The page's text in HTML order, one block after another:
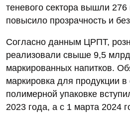
теневого сектора вышли 276
повысило прозрачность и
Согласно данным ЦРПТ,
реализовали свыше 9,5
маркированных напитков.
маркировка для продукции в
полимерной упаковке
2023 года, а с 1 марта 2024